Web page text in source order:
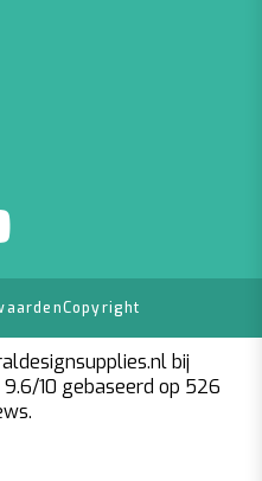
Copyright
bij
9.6/10 gebaseerd op 526